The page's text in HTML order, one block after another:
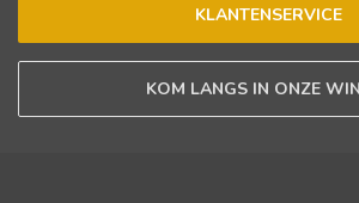
KLANTENSERVICE
KOM LANGS IN ONZE